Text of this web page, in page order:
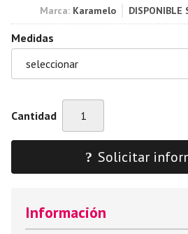
Marca: Karamelo DISPONIBLE
Medidas
Cantidad
Solicitar
Información